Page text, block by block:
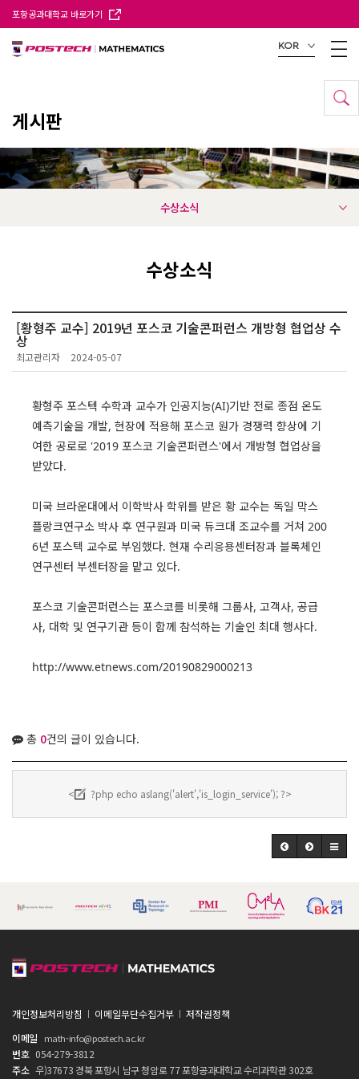
포항공과대학교 바로가기
KOR
게시판
수상소식
수상소식
[황형주 교수] 2019년 포스코 기술콘퍼런스 개방형 협업상 수
상
최고관리자 2024-05-07
황형주 포스텍 수학과 교수가 인공지능(AI)기반 전로 종점 온도
예측기술을 개발, 현장에 적용해 포스코 원가 경쟁력 향상에 기
여한 공로로 '2019 포스코 기술콘퍼런스'에서 개방형 협업상을
받았다.
미국 브라운대에서 이학박사 학위를 받은 황 교수는 독일 막스
플랑크연구소 박사 후 연구원과 미국 듀크대 조교수를 거쳐 200
6년 포스텍 교수로 부임했다. 현재 수리응용센터장과 블록체인
연구센터 부센터장을 맡고 있다.
포스코 기술콘퍼런스는 포스코를 비롯해 그룹사, 고객사, 공급
사, 대학 및 연구기관 등이 함께 참석하는 기술인 최대 행사다.
http://www.etnews.com/20190829000213
총 0건의 글이 있습니다.
< ?php echo aslang('alert','is_login_service'); ?>
개인정보처리방침 이메일무단수집거부
저작권정책
이메일
math-info@postech.ac.kr
번호 054-279-3812
주소 우)37673 경북 포항시 남구 청암로 77 포항공과대학교 수리과학관 302호